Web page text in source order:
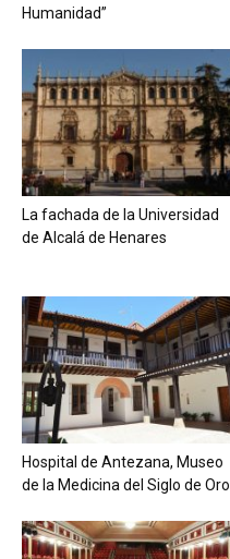
Humanidad”
La fachada de la Universidad
de Alcalá de Henares
Hospital de Antezana, Museo
de la Medicina del Siglo de Oro